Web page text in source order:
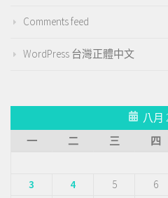
Comments feed
WordPress 台灣正體中文
八月
一
二 三 四
3
4 5 6